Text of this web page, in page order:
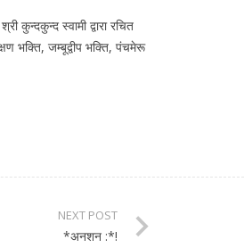
स्वामी द्वारा रचित
भक्ति, जम्बूद्वीप भक्ति, पंचमेरू
NEXT POST
*अनशन :*!